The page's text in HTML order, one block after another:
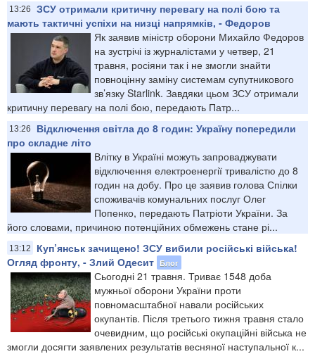
13:26
ЗСУ отримали критичну перевагу на полі бою та
мають тактичні успіхи на низці напрямків, - Федоров
Як заявив міністр оборони Михайло Федоров
на зустрічі із журналістами у четвер, 21
травня, росіяни так і не змогли знайти
повноцінну заміну системам супутникового
зв’язку Starlink. Завдяки цьом ЗСУ отримали
критичну перевагу на полі бою, передають Патр...
13:26
Відключення світла до 8 годин: Україну попередили
про складне літо
Влітку в Україні можуть запроваджувати
відключення електроенергії тривалістю до 8
годин на добу. Про це заявив голова Спілки
споживачів комунальних послуг Олег
Попенко, передають Патріоти України. За
його словами, причиною потенційних обмежень стане рі...
13:12
Куп’янськ зачищено! ЗСУ вибили російські війська!
Огляд фронту, - Злий Одесит Блог
Сьогодні 21 травня. Триває 1548 доба
мужньої оборони України проти
повномасштабної навали російських
окупантів. Після третього тижня травня стало
очевидним, що російські окупаційні війська не
змогли досягти заявлених результатів весняної наступальної к...